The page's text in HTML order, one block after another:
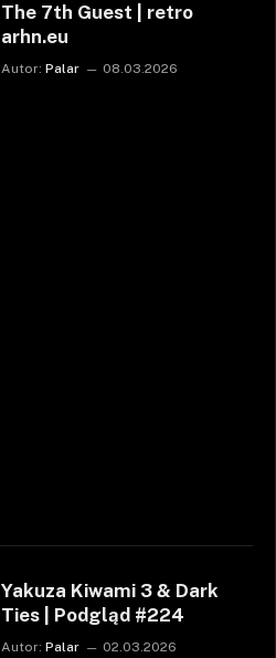
The 7th Guest | retro
arhn.eu
Autor: Palar 08.03.2026
Yakuza Kiwami 3 & Dark
Ties | Podgląd #224
Autor: Palar 02.03.2026